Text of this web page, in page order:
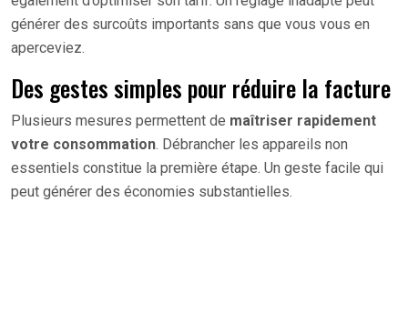
générer des surcoûts importants sans que vous vous en
aperceviez.
Des gestes simples pour réduire la facture
Plusieurs mesures permettent de maîtriser rapidement
votre consommation. Débrancher les appareils non
essentiels constitue la première étape. Un geste facile qui
peut générer des économies substantielles.